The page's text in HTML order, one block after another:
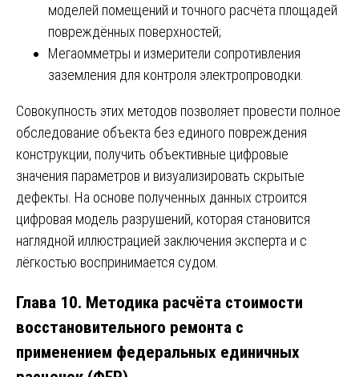
моделей помещений и точного расчёта площадей
повреждённых поверхностей;
Мегаомметры и измерители сопротивления
заземления для контроля электропроводки.
Совокупность этих методов позволяет провести полное
обследование объекта без единого повреждения
конструкции, получить объективные цифровые
значения параметров и визуализировать скрытые
дефекты. На основе полученных данных строится
цифровая модель разрушений, которая становится
наглядной иллюстрацией заключения эксперта и с
лёгкостью воспринимается судом.
Глава 10. Методика расчёта стоимости
восстановительного ремонта с
применением федеральных единичных